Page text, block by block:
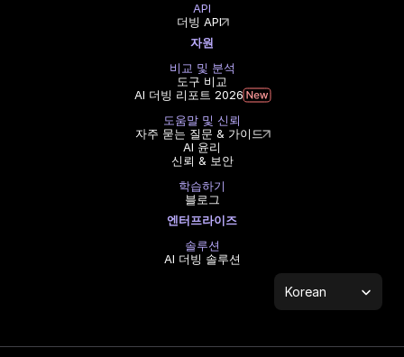
API
더빙 API
자원
비교 및 분석
도구 비교
AI 더빙 리포트 2026
도움말 및 신뢰
자주 묻는 질문 & 가이드
AI 윤리
신뢰 & 보안
학습하기
블로그
엔터프라이즈
솔루션
AI 더빙 솔루션
Select Language
Korean